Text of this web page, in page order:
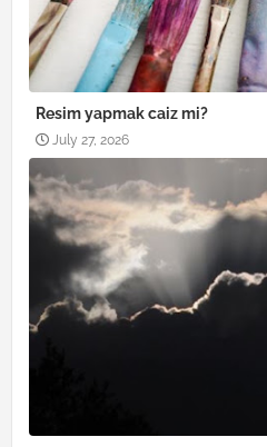
Resim yapmak caiz mi?
July 27, 2026